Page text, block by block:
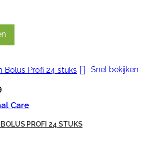
 Snel bekijken
Care
PROFI 24 STUKS